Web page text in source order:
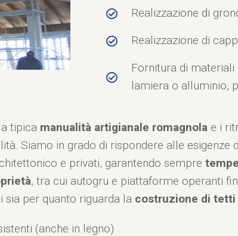
Realizzazione di
Realizzazione di
Fornitura di
lamiera o alluminio,
tipica manualità artigianale romagnola e i
Siamo in grado di rispondere alle esigenze
e privati, garantendo sempre
, tra cui autogru e piattaforme operanti
per quanto riguarda la costruzione di tetti
(anche in legno)